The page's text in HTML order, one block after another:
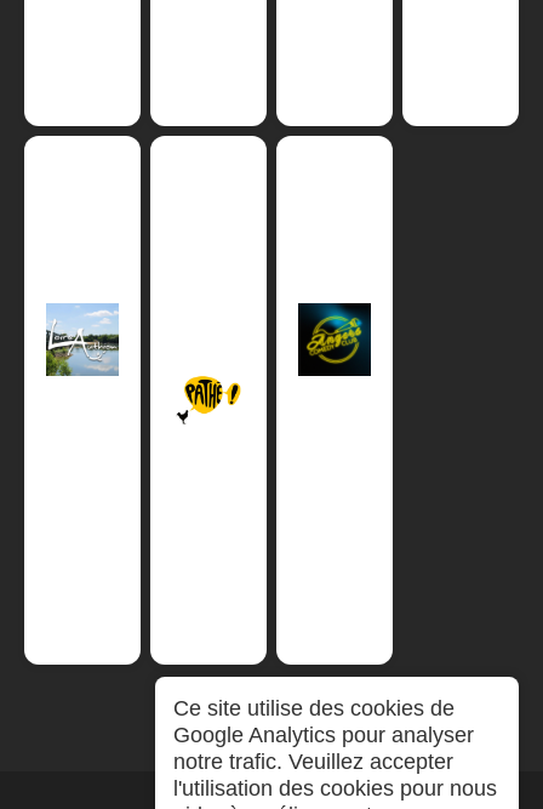
Ce site utilise des cookies de
Google Analytics pour analyser
notre trafic. Veuillez accepter
l'utilisation des cookies pour nous